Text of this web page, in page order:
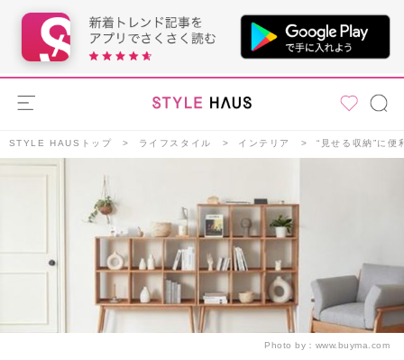
STYLE HAUSトップ ライフスタイル インテリア “見せる収納”に便
Photo by： www.buyma.com